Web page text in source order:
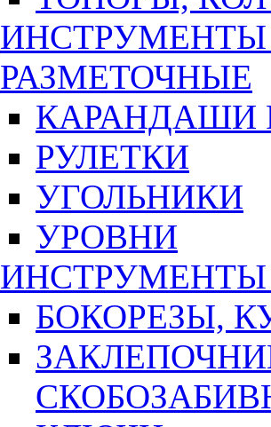
ИНСТРУМЕНТЫ
РАЗМЕТОЧНЫЕ
КАРАНДАШИ
РУЛЕТКИ
УГОЛЬНИКИ
УРОВНИ
БОКОРЕЗЫ,